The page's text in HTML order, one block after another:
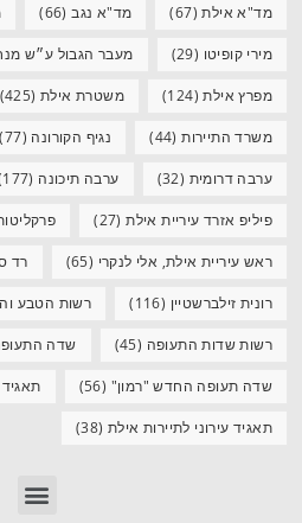
מד"א אילת(67) מד"א נגב(66)
מירי קופיטו (29) מעבר הגבול ע״ש
מפרץ אילת(124) משטרת אילת (425)
משרד התיירות(44) נגיף הקורונה (77)
ערבה דרומית (32) ערבה תיכונה (177)
פיליפ אזרד עיריית אילת(27)
ראש עיריית אילת, אלי לנקרי (65) רד
רונית זילברשטיין (116) רשות הטבע
רשות שדות התעופה (45) שדה
שדה תעופה החדש "רמון" (56)
תאגיד עירוני לתיירות אילת (38)